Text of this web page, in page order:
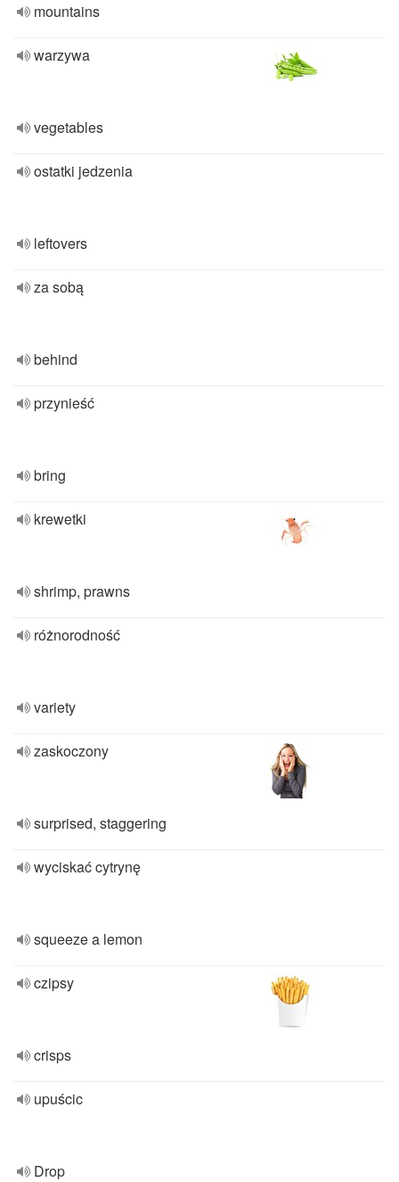
mountains
warzywa
vegetables
ostatki jedzenia
leftovers
za sobą
behind
przynieść
bring
krewetki
shrimp, prawns
różnorodność
variety
zaskoczony
surprised, staggering
wyciskać cytrynę
squeeze a lemon
czipsy
crisps
upuścic
Drop